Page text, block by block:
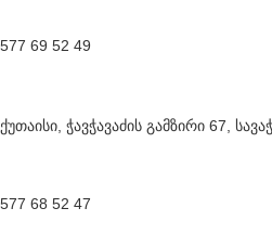
577 69 52 49
ქუთაისი, ჭავჭავაძის გამზირი 67,
577 68 52 47